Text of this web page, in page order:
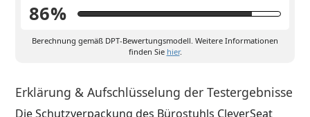
86%
Berechnung gemäß DPT-Bewertungsmodell. Weitere Informationen
finden Sie hier.
Erklärung & Aufschlüsselung der Testergebnisse
Die Schutzverpackung des Bürostuhls CleverSeat